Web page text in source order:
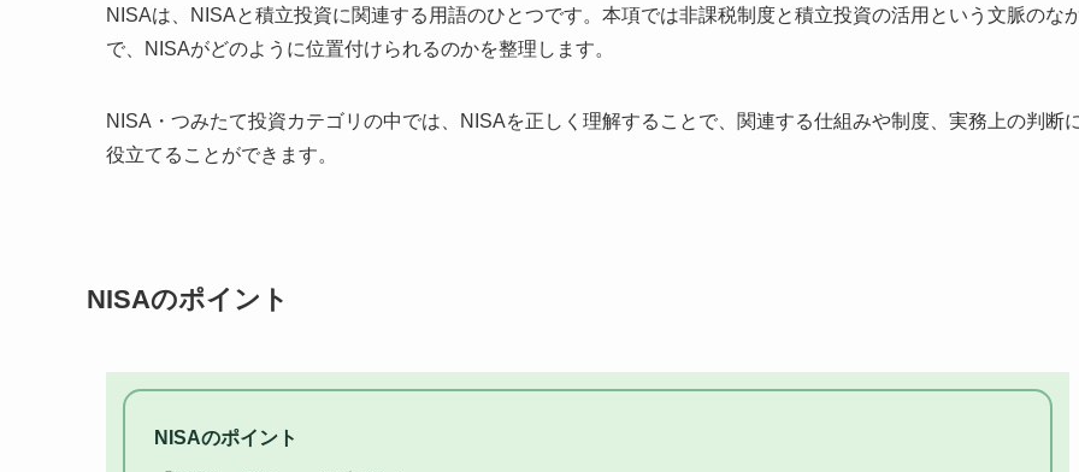
NISAは、NISAと積立投資に関連する用語のひとつです。本項では非課税制度と積立投資の活用という文脈のな
で、NISAがどのように位置付けられるのかを整理します。
NISA・つみたて投資カテゴリの中では、NISAを正しく理解することで、関連する仕組みや制度、実務上の判断
役立てることができます。
NISAのポイント
NISAのポイント